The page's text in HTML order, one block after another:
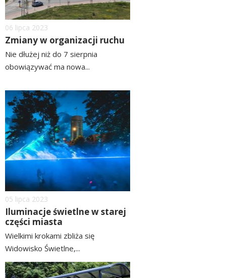
Dodano
06 lipca 2023
Zmiany w organizacji ruchu
Nie dłużej niż do 7 sierpnia
obowiązywać ma nowa...
więcej
image
Dodano
05 lipca 2023
Iluminacje świetlne w starej
części miasta
Wielkimi krokami zbliża się
Widowisko Świetlne,...
czytaj
więcej
image